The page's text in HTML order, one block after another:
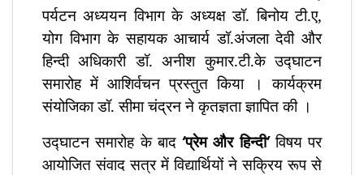
पर्यटन अध्ययन विभाग के अध्यक्ष डॉ. बिनोय टी.ए,
योग विभाग के सहायक आचार्य डॉ.अंजला देवी और
हिन्दी अधिकारी डॉ. अनीश कुमार.टी.के उद्घाटन
समारोह में आशिर्वचन प्रस्तुत किया । कार्यक्रम
संयोजिका डॉ. सीमा चंद्रन ने कृतज्ञता ज्ञापित की ।
उद्घाटन समारोह के बाद ‘प्रेम और हिन्दी’विषय पर
आयोजित संवाद सत्र में विद्यार्थियों ने सक्रिय रूप से